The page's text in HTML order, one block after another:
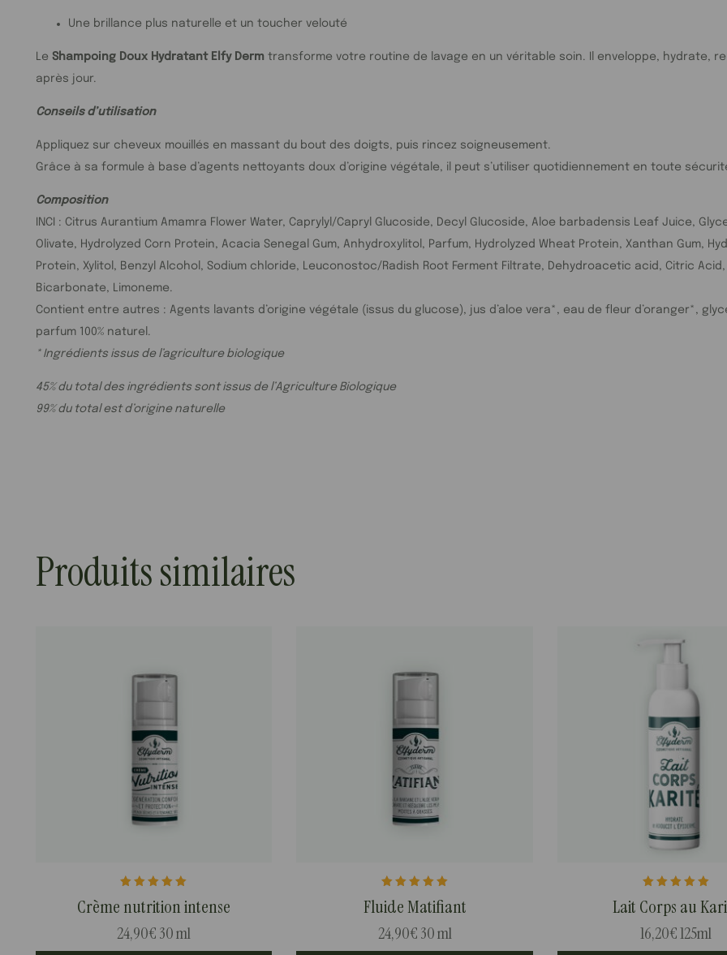
Une brillance plus naturelle et un toucher velouté
Le Shampoing Doux Hydratant Elfy Derm transforme votre routine de lavage en un véritable soin. Il enveloppe, hydrate,
après jour.
Conseils d’utilisation
Appliquez sur cheveux mouillés en massant du bout des doigts, puis rincez soigneusement.
Grâce à sa formule à base d’agents nettoyants doux d’origine végétale, il peut s’utiliser quotidiennement en toute
Composition
INCI : Citrus Aurantium Amamra Flower Water, Caprylyl/Capryl Glucoside, Decyl Glucoside, Aloe barbadensis Leaf Juice,
Olivate, Hydrolyzed Corn Protein, Acacia Senegal Gum, Anhydroxylitol, Parfum, Hydrolyzed Wheat Protein, Xanthan Gum,
Protein, Xylitol, Benzyl Alcohol, Sodium chloride, Leuconostoc/Radish Root Ferment Filtrate, Dehydroacetic acid, Citric
Bicarbonate, Limoneme.
Contient entre autres : Agents lavants d’origine végétale (issus du glucose), jus d’aloe vera*, eau de fleur d’oranger*,
parfum 100% naturel.
* Ingrédients issus de l’agriculture biologique
45% du total des ingrédients sont issus de l’Agriculture Biologique
99% du total est d’origine naturelle
Produits similaires
5.00
Crème nutrition intense
24,90€30 ml
5.00
Fluide Matifiant
24,90€30 ml
5.00
sur 5
Lait Corps au
16,20€125ml